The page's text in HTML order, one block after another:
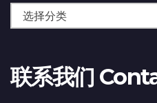
联系我们